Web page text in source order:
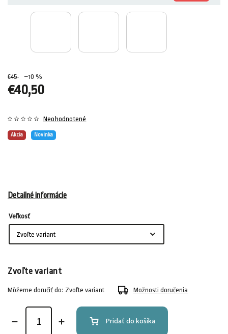
€45 –10 %
€40,50
Akcia Novinka
Neohodnotené
Detailné informácie
Veľkosť
Zvoľte variant
Môžeme doručiť do: Zvoľte variant Možnosti doručenia
Pridať do košíka